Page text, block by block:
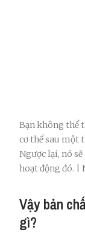
Bạn không thể
cơ thể sau một
Ngược lại, nó
hoạt động đó. |
Vậy bản
gì?